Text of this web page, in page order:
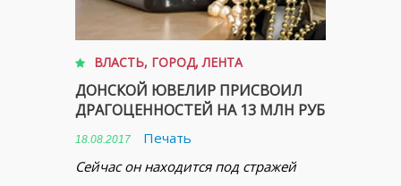
ВЛАСТЬ, ГОРОД,ЛЕНТА
ДОНСКОЙ ЮВЕЛИР ПРИСВОИЛ
ДРАГОЦЕННОСТЕЙ НА 13 МЛН РУБ
18.08.2017
Печать
Сейчас он находится под стражей